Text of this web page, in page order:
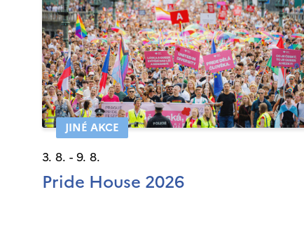
JINÉ AKCE
3. 8. - 9. 8.
Pride House 2026